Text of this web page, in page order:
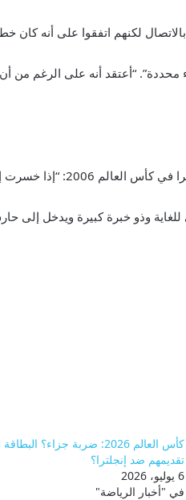
“أعتقد أنه على الرغم
طويلة لأنها ركلة جزاء حجرية.
وذو خبرة كبيرة ويدخل إلى
كأس العالم 2026: ضربة جزاء؟
تقديمهم ضد إنجلترا؟
6 يوليو، 2026
في "أخبار الرياضة"